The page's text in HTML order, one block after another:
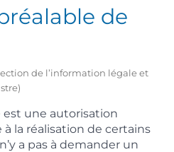
de
de l’information légale et
est une autorisation
la réalisation de certains
a pas à demander un